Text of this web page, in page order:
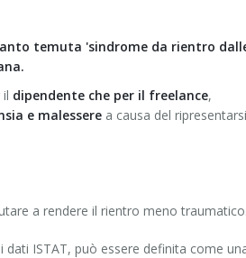
temuta 'sindrome da rientro
dipendente che per il freelance,
e malessere a causa del
a rendere il rientro meno traumatico.
ISTAT, può essere definita come